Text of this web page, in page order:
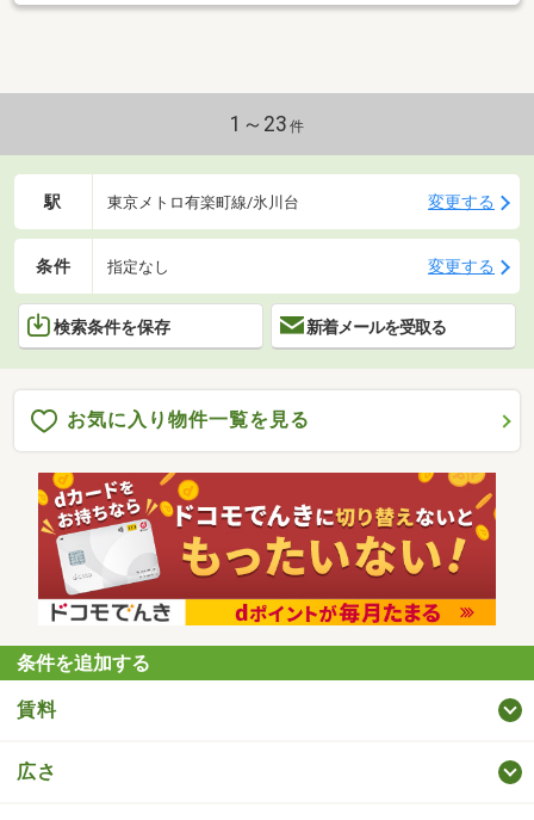
1～23 件
駅 東京メトロ有楽町線/氷川台 変更する
条件 指定なし 変更する
検索条件を保存 新着メールを受取る
お気に入り物件一覧を見る
条件を追加する
賃料
広さ